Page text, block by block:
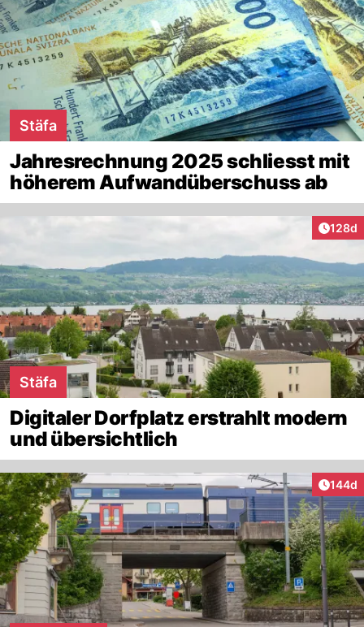
Stäfa
Jahresrechnung 2025 schliesst mit
höherem Aufwandüberschuss ab
128d
Stäfa
Digitaler Dorfplatz erstrahlt modern
und übersichtlich
144d